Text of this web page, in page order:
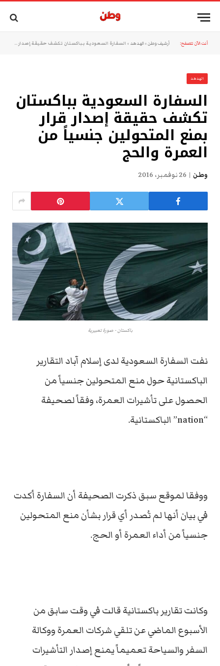
أنت الآن تتصفح: أرشيف وطن »الهدهد » السفارة السعودية بباكستان تكشف حقيقة إصدار قرار بمنع المتحولين جنسياً من العمرة والحج
الهدهد
السفارة السعودية بباكستان
تكشف حقيقة إصدار قرار
بمنع المتحولين جنسياً من
العمرة والحج
وطن 26 نوفمبر، 2016
باكستان - صورة تعبيرية
نفت السفارة السعودية لدى إسلام آباد التقارير
الباكستانية حول منع المتحولين جنسياً من
الحصول على تأشيرات العمرة، وفقاً لصحيفة
“nation” الباكستانية.
ووفقا لموقع سبق ذكرت الصحيفة أن السفارة أكدت
في بيان أنها لم تُصدر أي قرار بشأن منع المتحولين
جنسياً من أداء العمرة أو الحج.
وكانت تقارير باكستانية قالت في وقت سابق من
الأسبوع الماضي عن تلقي شركات العمرة ووكالة
السفر والسياحة تعميماً يمنع إصدار التأشيرات